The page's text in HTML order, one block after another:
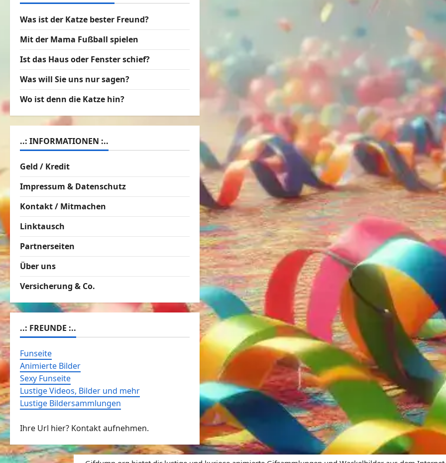
Was ist der Katze bester Freund?
Mit der Mama Fußball spielen
Ist das Haus oder Fenster schief?
Was will Sie uns nur sagen?
Wo ist denn die Katze hin?
..: INFORMATIONEN :..
Geld / Kredit
Impressum & Datenschutz
Kontakt / Mitmachen
Linktausch
Partnerseiten
Über uns
Versicherung & Co.
..: FREUNDE :..
Funseite
Animierte Bilder
Sexy Funseite
Lustige Videos, Bilder und mehr
Lustige Bildersammlungen
Ihre Url hier? Kontakt aufnehmen.